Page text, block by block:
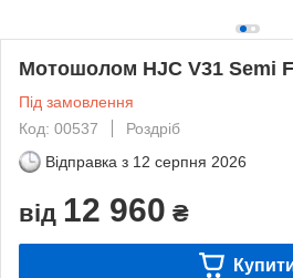
Мотошолом HJC V31 Semi
Під замовлення
Код: 00537
Роздріб
Відправка з 12 серпня 2026
від 12 960 ₴